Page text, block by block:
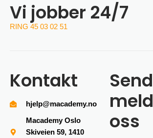
Vi jobber 24/7
RING 45 03 02 51
Kontakt
hjelp@macademy.no
Macademy Oslo
Skiveien 59, 1410
Send
oss